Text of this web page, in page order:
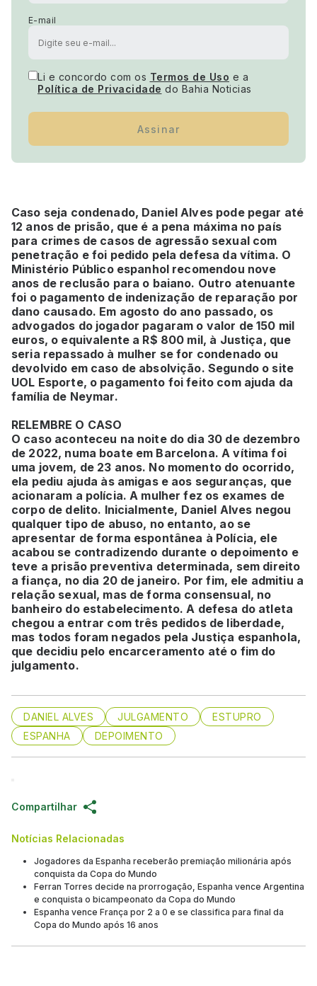
E-mail
Li e concordo com os Termos de Uso e a
Política de Privacidade do Bahia Noticias
Assinar
Caso seja condenado, Daniel Alves pode pegar até
12 anos de prisão, que é a pena máxima no país
para crimes de casos de agressão sexual com
penetração e foi pedido pela defesa da vítima. O
Ministério Público espanhol recomendou nove
anos de reclusão para o baiano. Outro atenuante
foi o pagamento de indenização de reparação por
dano causado. Em agosto do ano passado, os
advogados do jogador pagaram o valor de 150 mil
euros, o equivalente a R$ 800 mil, à Justiça, que
seria repassado à mulher se for condenado ou
devolvido em caso de absolvição. Segundo o site
UOL Esporte, o pagamento foi feito com ajuda da
família de Neymar.
RELEMBRE O CASO
O caso aconteceu na noite do dia 30 de dezembro
de 2022, numa boate em Barcelona. A vítima foi
uma jovem, de 23 anos. No momento do ocorrido,
ela pediu ajuda às amigas e aos seguranças, que
acionaram a polícia. A mulher fez os exames de
corpo de delito. Inicialmente, Daniel Alves negou
qualquer tipo de abuso, no entanto, ao se
apresentar de forma espontânea à Polícia, ele
acabou se contradizendo durante o depoimento e
teve a prisão preventiva determinada, sem direito
a fiança, no dia 20 de janeiro. Por fim, ele admitiu a
relação sexual, mas de forma consensual, no
banheiro do estabelecimento. A defesa do atleta
chegou a entrar com três pedidos de liberdade,
mas todos foram negados pela Justiça espanhola,
que decidiu pelo encarceramento até o fim do
julgamento.
DANIEL ALVES JULGAMENTO
ESTUPRO
ESPANHA
DEPOIMENTO
Compartilhar
Notícias Relacionadas
Jogadores da Espanha receberão premiação milionária após
conquista da Copa do Mundo
Ferran Torres decide na prorrogação, Espanha vence Argentina
e conquista o bicampeonato da Copa do Mundo
Espanha vence França por 2 a 0 e se classifica para final da
Copa do Mundo após 16 anos